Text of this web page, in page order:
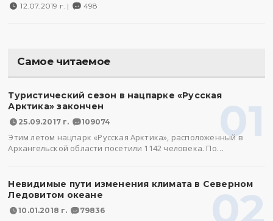
12.07.2019 г. | 498
Самое читаемое
01
Туристический сезон в нацпарке «Русская
Арктика» закончен
25.09.2017 г. 109074
Этим летом нацпарк «Русская Арктика», расположенный в
Архангельской области посетили 1142 человека. По…
02
Невидимые пути изменения климата в Северном
Ледовитом океане
10.01.2018 г. 79836